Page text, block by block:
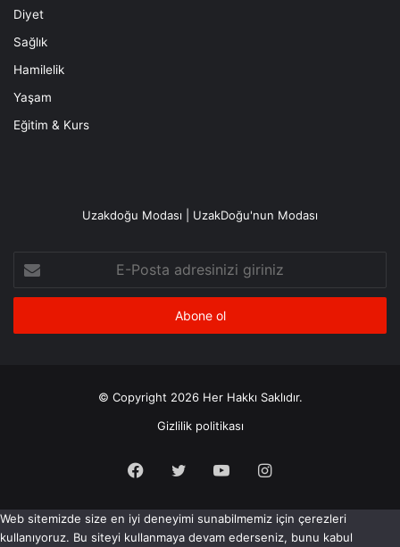
Diyet
Sağlık
Hamilelik
Yaşam
Eğitim & Kurs
Uzakdoğu Modası | UzakDoğu'nun Modası
Posta
adresinizi
© Copyright 2026 Her Hakkı Saklıdır.
Gizlilik politikası
Facebook
X YouTubeInstagram
Web sitemizde size en iyi deneyimi sunabilmemiz için çerezleri
kullanıyoruz. Bu siteyi kullanmaya devam ederseniz, bunu kabul